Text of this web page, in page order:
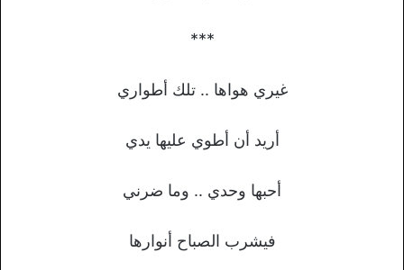
***
غيري هواها .. تلك أطواري
أريد أن أطوي عليها يدي
أحبها وحدي .. وما ضرني
فيشرب الصباح أنوارها